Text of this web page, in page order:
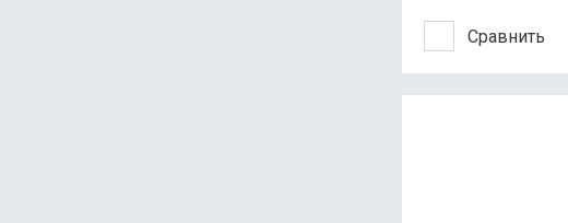
Сравнить